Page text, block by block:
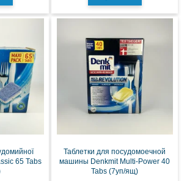
65 Tabs
Таблетки для посудомоечной
машины Denkmit Multi-Power 40
Tabs (7уп/ящ)